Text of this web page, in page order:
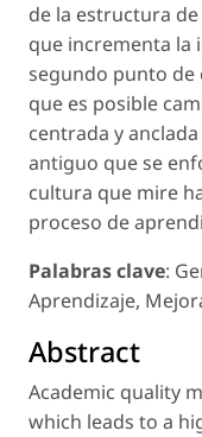
de la estructura
que incrementa la
segundo punto de
que es posible
centrada y
antiguo que se
cultura que mire
proceso de
Palabras clave:
Aprendizaje,
Abstract
Academic quality
which leads to a